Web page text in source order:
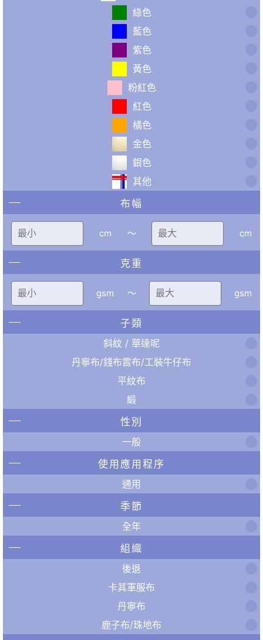
綠色
藍色
紫色
黃色
粉紅色
紅色
橘色
金色
銀色
其他
布幅
cm 〜 cm
克重
gsm 〜 gsm
子類
斜紋 / 華達呢
丹寧布/錢布雷布/工裝牛仔布
平紋布
緞
性別
一般
使用應用程序
通用
季節
全年
組織
後退
卡其軍服布
丹寧布
鹿子布/珠地布